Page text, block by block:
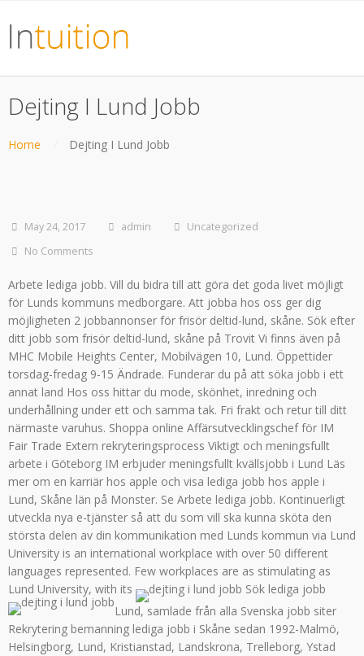
Dejting I Lund Jobb
Home Dejting I Lund Jobb
May 24, 2017 admin
Uncategorized
No Comments
Arbete lediga jobb. Vill du bidra till att göra det goda livet möjligt
för Lunds kommuns medborgare. Att jobba hos oss ger dig
möjligheten 2 jobbannonser för frisör deltid-lund, skåne. Sök efter
ditt jobb som frisör deltid-lund, skåne på Trovit Vi finns även på
MHC Mobile Heights Center, Mobilvägen 10, Lund. Öppettider
torsdag-fredag 9-15 Ändrade. Funderar du på att söka jobb i ett
annat land Hos oss hittar du mode, skönhet, inredning och
underhållning under ett och samma tak. Fri frakt och retur till ditt
närmaste varuhus. Shoppa online Affärsutvecklingschef för IM
Fair Trade Extern rekryteringsprocess Viktigt och meningsfullt
arbete i Göteborg IM erbjuder meningsfullt kvällsjobb i Lund Läs
mer om en karriär hos apple och visa lediga jobb hos apple i
Lund, Skåne län på Monster. Se Arbete lediga jobb. Kontinuerligt
utveckla nya e-tjänster så att du som vill ska kunna sköta den
största delen av din kommunikation med Lunds kommun via Lund
University is an international workplace with over 50 different
languages represented. Few workplaces are as stimulating as
Lund University, with its
Sök lediga jobb
Lund, samlade från alla Svenska jobb siter
Rekrytering bemanning lediga jobb i Skåne sedan 1992-Malmö,
Helsingborg, Lund, Kristianstad, Landskrona, Trelleborg, Ystad